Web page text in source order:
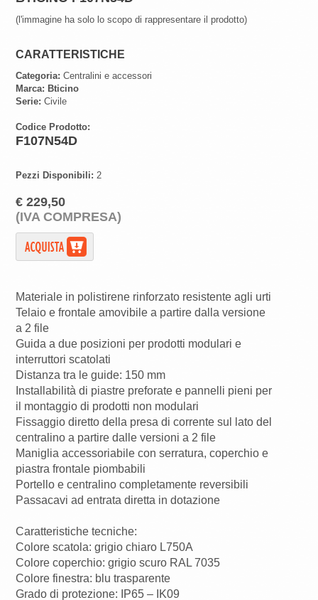
(l'immagine ha solo lo scopo di rappresentare il prodotto)
CARATTERISTICHE
Categoria: Centralini e accessori
Marca: Bticino
Serie: Civile
Codice Prodotto:
F107N54D
Pezzi Disponibili: 2
€ 229,50
(IVA COMPRESA)
Materiale in polistirene rinforzato resistente agli urti
Telaio e frontale amovibile a partire dalla versione
a 2 file
Guida a due posizioni per prodotti modulari e
interruttori scatolati
Distanza tra le guide: 150 mm
Installabilità di piastre preforate e pannelli pieni per
il montaggio di prodotti non modulari
Fissaggio diretto della presa di corrente sul lato del
centralino a partire dalle versioni a 2 file
Maniglia accessoriabile con serratura, coperchio e
piastra frontale piombabili
Portello e centralino completamente reversibili
Passacavi ad entrata diretta in dotazione
Caratteristiche tecniche:
Colore scatola: grigio chiaro L750A
Colore coperchio: grigio scuro RAL 7035
Colore finestra: blu trasparente
Grado di protezione: IP65 – IK09